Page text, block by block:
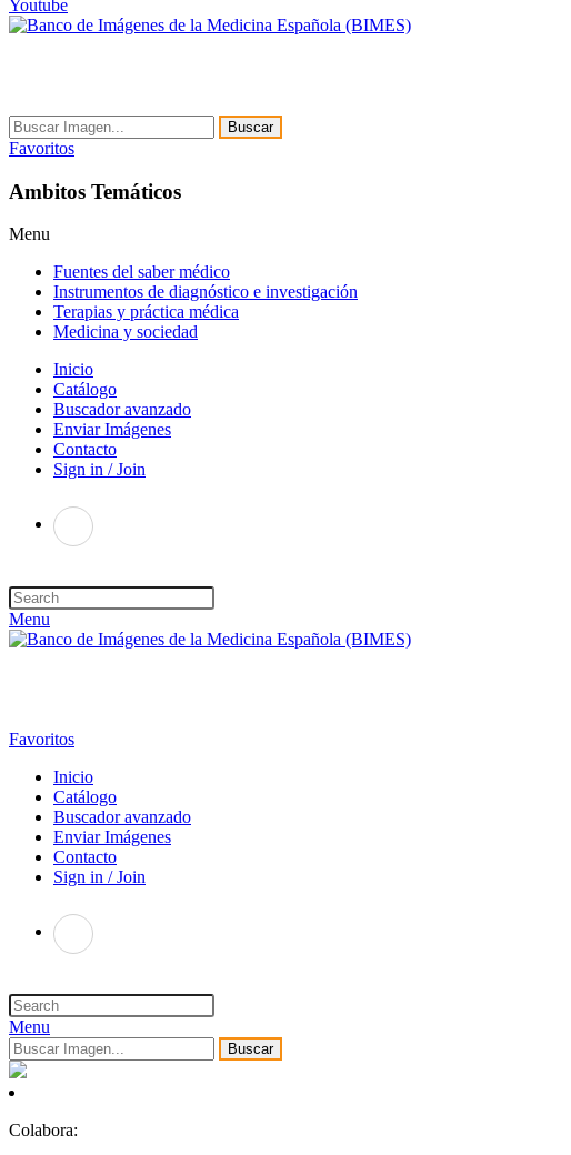
Youtube
Buscar
Favoritos
Ambitos Temáticos
Menu
Fuentes del saber médico
Instrumentos de diagnóstico e investigación
Terapias y práctica médica
Medicina y sociedad
Inicio
Catálogo
Buscador avanzado
Enviar Imágenes
Contacto
Sign in / Join
Menu
Favoritos
Inicio
Catálogo
Buscador avanzado
Enviar Imágenes
Contacto
Sign in / Join
Menu
Buscar
Colabora: